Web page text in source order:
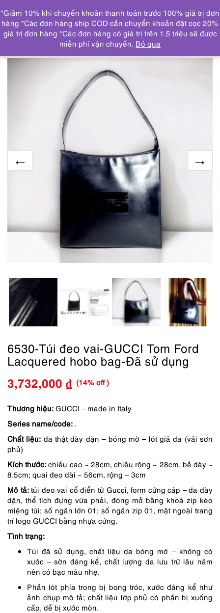
DANH MỤC
Trang chủ THƯƠNG HIỆU NỔI BẬT GUCCI
6530-Túi
đeo vai-GUCCI Tom Ford Lacquered hobo bag-Đã sử dụng
6530-Túi đeo vai-GUCCI Tom Ford
Lacquered hobo bag-Đã sử dụng
Giá
gốc
là:
4,390,000 ₫.
3,732,000 ₫
Giá
hiện
tại
là:
(14% off )
Thương hiệu: GUCCI – made in Italy
Series name/code: .
Chất liệu: da thật dày dặn – bóng mờ – lót giả da (vải sơn
phủ)
Kích thước:chiều cao ~ 28cm, chiều rộng ~ 28cm, bề dày ~
8.5cm; quai đeo dài ~ 56cm, rộng ~ 3cm
Mô tả:túi đeo vai cổ điển từ Gucci, form cứng cáp – da dày
dặn, thể tích đựng vừa phải, đóng mở bằng khoá zip kéo
miệng túi; số ngăn lớn 01; số ngăn zip 01, mặt ngoài trang
trí logo GUCCI bằng nhựa cứng.
Tình trạng:
Túi đã sử dụng, chất liệu da bóng mờ – không có
xước – sờn đáng kể, chất lượng da lưu trữ lâu năm
nên có bạc màu nhẹ.
Phần lót phía trong bị bong tróc, xước đáng kể như
ảnh chụp mô tả; chất liệu lớp phủ có phần bị xuống
cấp, dễ bị xước mòn.
*Giảm 10% khi chuyển khoản thanh toán trước 100% giá trị đơn
hàng *Các đơn hàng ship COD cần chuyển khoản đặt cọc 20%
giá trị đơn hàng *Các đơn hàng có giá trị trên 1.5 triệu sẽ được
miễn phí vận chuyển. Bỏ qua